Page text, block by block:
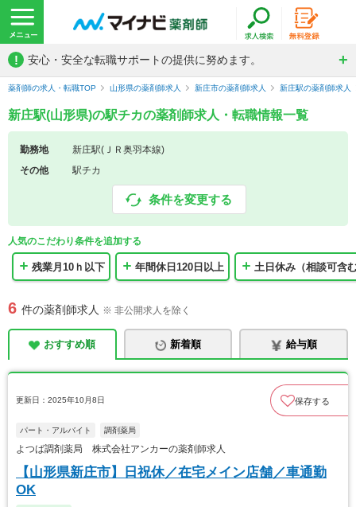
! 安心・安全な転職サポートの提供に努めます。
薬剤師の求人・転職TOP 山形県の薬剤師求人 新庄市の薬剤師求人 新庄駅の薬剤師求人
新庄駅(山形県)の駅チカの薬剤師求人・転職情報一覧
勤務地
新庄駅(ＪＲ奥羽本線)
その他
駅チカ
条件を変更する
人気のこだわり条件を追加する
残業月10ｈ以下 年間休日120日以上 土日休み（相談可含
6 件の薬剤師求人 ※ 非公開求人を除く
おすすめ順 新着順 給与順
更新日：2025年10月8日 保存する
パート・アルバイト 調剤薬局
よつば調剤薬局 株式会社アンカーの薬剤師求人
【山形県新庄市】日祝休／在宅メイン店舗／車通勤
OK